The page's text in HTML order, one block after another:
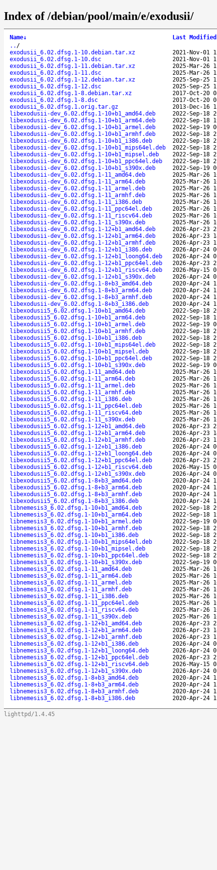
Index of /debian/pool/main/e/exodusii/
Name↓ Last Modified
.. /
exodusii_6.02.dfsg.1-10.debian.tar.xz
2021-Nov-01
exodusii_6.02.dfsg.1-10.dsc
2021-Nov-01
exodusii_6.02.dfsg.1-11.debian.tar.xz
2025-Mar-26
exodusii_6.02.dfsg.1-11.dsc
2025-Mar-26
exodusii_6.02.dfsg.1-12.debian.tar.xz
2025-Sep-25
exodusii_6.02.dfsg.1-12.dsc
2025-Sep-25
exodusii_6.02.dfsg.1-8.debian.tar.xz
2017-Oct-20
exodusii_6.02.dfsg.1-8.dsc
2017-Oct-20
exodusii_6.02.dfsg.1.orig.tar.gz
2013-Dec-16
libexodusii-dev_6.02.dfsg.1-10+b1_amd64.deb
2022-Sep-18
libexodusii-dev_6.02.dfsg.1-10+b1_arm64.deb
2022-Sep-18
libexodusii-dev_6.02.dfsg.1-10+b1_armel.deb
2022-Sep-19
libexodusii-dev_6.02.dfsg.1-10+b1_armhf.deb
2022-Sep-18
libexodusii-dev_6.02.dfsg.1-10+b1_i386.deb
2022-Sep-18
libexodusii-dev_6.02.dfsg.1-10+b1_mips64el.deb
2022-Sep-18
libexodusii-dev_6.02.dfsg.1-10+b1_mipsel.deb
2022-Sep-18
libexodusii-dev_6.02.dfsg.1-10+b1_ppc64el.deb
2022-Sep-18
libexodusii-dev_6.02.dfsg.1-10+b1_s390x.deb
2022-Sep-19
libexodusii-dev_6.02.dfsg.1-11_amd64.deb
2025-Mar-26
libexodusii-dev_6.02.dfsg.1-11_arm64.deb
2025-Mar-26
libexodusii-dev_6.02.dfsg.1-11_armel.deb
2025-Mar-26
libexodusii-dev_6.02.dfsg.1-11_armhf.deb
2025-Mar-26
libexodusii-dev_6.02.dfsg.1-11_i386.deb
2025-Mar-26
libexodusii-dev_6.02.dfsg.1-11_ppc64el.deb
2025-Mar-26
libexodusii-dev_6.02.dfsg.1-11_riscv64.deb
2025-Mar-26
libexodusii-dev_6.02.dfsg.1-11_s390x.deb
2025-Mar-26
libexodusii-dev_6.02.dfsg.1-12+b1_amd64.deb
2026-Apr-23
libexodusii-dev_6.02.dfsg.1-12+b1_arm64.deb
2026-Apr-23
libexodusii-dev_6.02.dfsg.1-12+b1_armhf.deb
2026-Apr-23
libexodusii-dev_6.02.dfsg.1-12+b1_i386.deb
2026-Apr-24
libexodusii-dev_6.02.dfsg.1-12+b1_loong64.deb
2026-Apr-24
libexodusii-dev_6.02.dfsg.1-12+b1_ppc64el.deb
2026-Apr-23
libexodusii-dev_6.02.dfsg.1-12+b1_riscv64.deb
2026-May-15
libexodusii-dev_6.02.dfsg.1-12+b1_s390x.deb
2026-Apr-24
libexodusii-dev_6.02.dfsg.1-8+b3_amd64.deb
2020-Apr-24
libexodusii-dev_6.02.dfsg.1-8+b3_arm64.deb
2020-Apr-24
libexodusii-dev_6.02.dfsg.1-8+b3_armhf.deb
2020-Apr-24
libexodusii-dev_6.02.dfsg.1-8+b3_i386.deb
2020-Apr-24
libexodusii5_6.02.dfsg.1-10+b1_amd64.deb
2022-Sep-18
libexodusii5_6.02.dfsg.1-10+b1_arm64.deb
2022-Sep-18
libexodusii5_6.02.dfsg.1-10+b1_armel.deb
2022-Sep-19
libexodusii5_6.02.dfsg.1-10+b1_armhf.deb
2022-Sep-18
libexodusii5_6.02.dfsg.1-10+b1_i386.deb
2022-Sep-18
libexodusii5_6.02.dfsg.1-10+b1_mips64el.deb
2022-Sep-18
libexodusii5_6.02.dfsg.1-10+b1_mipsel.deb
2022-Sep-18
libexodusii5_6.02.dfsg.1-10+b1_ppc64el.deb
2022-Sep-18
libexodusii5_6.02.dfsg.1-10+b1_s390x.deb
2022-Sep-19
libexodusii5_6.02.dfsg.1-11_amd64.deb
2025-Mar-26
libexodusii5_6.02.dfsg.1-11_arm64.deb
2025-Mar-26
libexodusii5_6.02.dfsg.1-11_armel.deb
2025-Mar-26
libexodusii5_6.02.dfsg.1-11_armhf.deb
2025-Mar-26
libexodusii5_6.02.dfsg.1-11_i386.deb
2025-Mar-26
libexodusii5_6.02.dfsg.1-11_ppc64el.deb
2025-Mar-26
libexodusii5_6.02.dfsg.1-11_riscv64.deb
2025-Mar-26
libexodusii5_6.02.dfsg.1-11_s390x.deb
2025-Mar-26
libexodusii5_6.02.dfsg.1-12+b1_amd64.deb
2026-Apr-23
libexodusii5_6.02.dfsg.1-12+b1_arm64.deb
2026-Apr-23
libexodusii5_6.02.dfsg.1-12+b1_armhf.deb
2026-Apr-23
libexodusii5_6.02.dfsg.1-12+b1_i386.deb
2026-Apr-24
libexodusii5_6.02.dfsg.1-12+b1_loong64.deb
2026-Apr-24
libexodusii5_6.02.dfsg.1-12+b1_ppc64el.deb
2026-Apr-23
libexodusii5_6.02.dfsg.1-12+b1_riscv64.deb
2026-May-15
libexodusii5_6.02.dfsg.1-12+b1_s390x.deb
2026-Apr-24
libexodusii5_6.02.dfsg.1-8+b3_amd64.deb
2020-Apr-24
libexodusii5_6.02.dfsg.1-8+b3_arm64.deb
2020-Apr-24
libexodusii5_6.02.dfsg.1-8+b3_armhf.deb
2020-Apr-24
libexodusii5_6.02.dfsg.1-8+b3_i386.deb
2020-Apr-24
libnemesis3_6.02.dfsg.1-10+b1_amd64.deb
2022-Sep-18
libnemesis3_6.02.dfsg.1-10+b1_arm64.deb
2022-Sep-18
libnemesis3_6.02.dfsg.1-10+b1_armel.deb
2022-Sep-19
libnemesis3_6.02.dfsg.1-10+b1_armhf.deb
2022-Sep-18
libnemesis3_6.02.dfsg.1-10+b1_i386.deb
2022-Sep-18
libnemesis3_6.02.dfsg.1-10+b1_mips64el.deb
2022-Sep-18
libnemesis3_6.02.dfsg.1-10+b1_mipsel.deb
2022-Sep-18
libnemesis3_6.02.dfsg.1-10+b1_ppc64el.deb
2022-Sep-18
libnemesis3_6.02.dfsg.1-10+b1_s390x.deb
2022-Sep-19
libnemesis3_6.02.dfsg.1-11_amd64.deb
2025-Mar-26
libnemesis3_6.02.dfsg.1-11_arm64.deb
2025-Mar-26
libnemesis3_6.02.dfsg.1-11_armel.deb
2025-Mar-26
libnemesis3_6.02.dfsg.1-11_armhf.deb
2025-Mar-26
libnemesis3_6.02.dfsg.1-11_i386.deb
2025-Mar-26
libnemesis3_6.02.dfsg.1-11_ppc64el.deb
2025-Mar-26
libnemesis3_6.02.dfsg.1-11_riscv64.deb
2025-Mar-26
libnemesis3_6.02.dfsg.1-11_s390x.deb
2025-Mar-26
libnemesis3_6.02.dfsg.1-12+b1_amd64.deb
2026-Apr-23
libnemesis3_6.02.dfsg.1-12+b1_arm64.deb
2026-Apr-23
libnemesis3_6.02.dfsg.1-12+b1_armhf.deb
2026-Apr-23
libnemesis3_6.02.dfsg.1-12+b1_i386.deb
2026-Apr-24
libnemesis3_6.02.dfsg.1-12+b1_loong64.deb
2026-Apr-24
libnemesis3_6.02.dfsg.1-12+b1_ppc64el.deb
2026-Apr-23
libnemesis3_6.02.dfsg.1-12+b1_riscv64.deb
2026-May-15
libnemesis3_6.02.dfsg.1-12+b1_s390x.deb
2026-Apr-24
libnemesis3_6.02.dfsg.1-8+b3_amd64.deb
2020-Apr-24
libnemesis3_6.02.dfsg.1-8+b3_arm64.deb
2020-Apr-24
libnemesis3_6.02.dfsg.1-8+b3_armhf.deb
2020-Apr-24
libnemesis3_6.02.dfsg.1-8+b3_i386.deb
2020-Apr-24
lighttpd/1.4.45